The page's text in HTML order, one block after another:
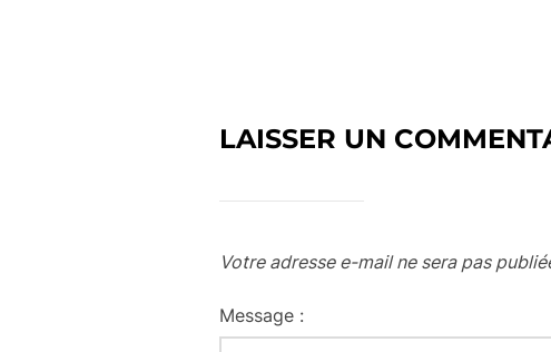
LAISSER UN
Votre adresse e-mail ne sera pas
Message :